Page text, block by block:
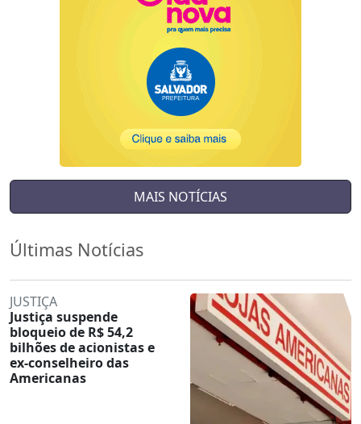
MAIS NOTÍCIAS
Últimas Notícias
JUSTIÇA
Justiça suspende
bloqueio de R$ 54,2
bilhões de acionistas e
ex-conselheiro das
Americanas